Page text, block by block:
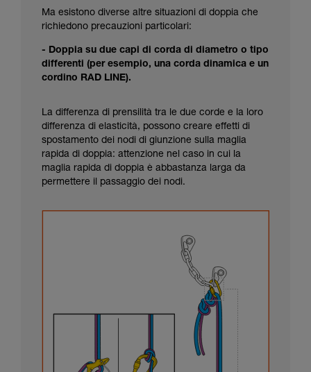
Ma esistono diverse altre situazioni di doppia che
richiedono precauzioni particolari:
- Doppia su due capi di corda di diametro o tipo
differenti (per esempio, una corda dinamica e un
cordino RAD LINE).
La differenza di prensilità tra le due corde e la loro
differenza di elasticità, possono creare effetti di
spostamento dei nodi di giunzione sulla maglia
rapida di doppia: attenzione nel caso in cui la
maglia rapida di doppia è abbastanza larga da
permettere il passaggio dei nodi.